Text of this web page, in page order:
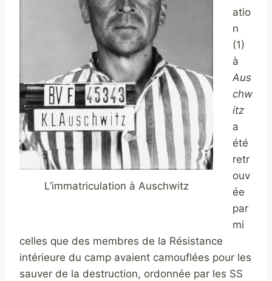
L’immatriculation à Auschwitz
atio
n
(1)
à
Aus
chw
itz
a
été
retr
ouv
ée
par
mi
celles que des membres de la Résistance
intérieure du camp avaient camouflées pour les
sauver de la destruction, ordonnée par les SS